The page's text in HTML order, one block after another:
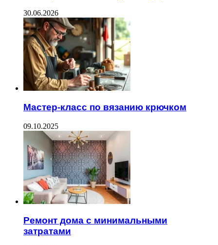
30.06.2026
Мастер-класс по вязанию крючком
09.10.2025
Ремонт дома с минимальными
затратами